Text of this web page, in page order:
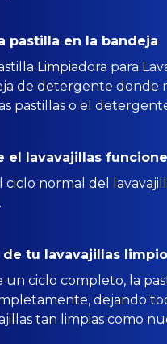
pastilla en la bandeja
Limpiadora para
de detergente donde
pastillas o el
el lavavajillas funcione
ciclo normal del
de tu lavavajillas limpio
un ciclo completo, la
dejando
tan limpias como